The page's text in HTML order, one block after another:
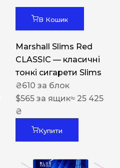
В Кошик
Marshall Slims Red
CLASSIC — класичні
тонкі сигарети Slims
₴610 за блок
$565 за ящик≈ 25 425
₴
Купити